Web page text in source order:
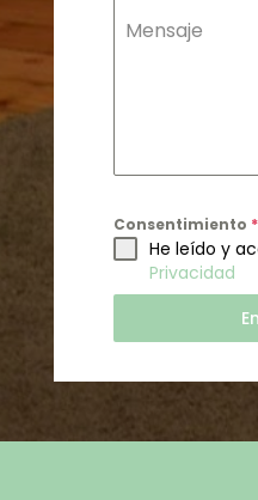
Mensaje
Consentimiento *
He leído y
Privacidad